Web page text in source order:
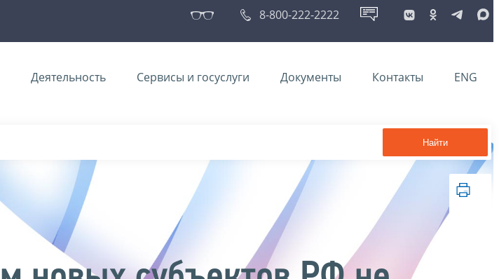
8-800-222-2222
Деятельность Сервисы и госуслуги Документы Контакты ENG
Найти